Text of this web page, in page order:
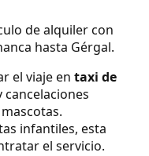
de alquiler con
hasta Gérgal.
el viaje en taxi de
cancelaciones
infantiles, esta
el servicio.